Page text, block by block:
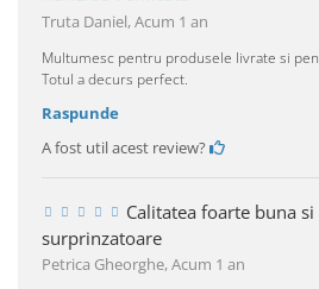
Truta Daniel,Acum 1 an
Multumesc pentru produsele livrate si
Totul a decurs perfect.
Raspunde
A fost util acest review?
Calitatea foarte buna
surprinzatoare
Petrica Gheorghe,Acum 1 an